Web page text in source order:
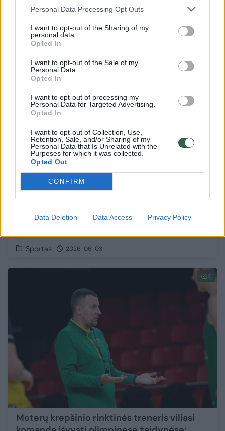
Personal Data Processing Opt Outs
I want to opt-out of the Sharing of my
personal data.
Opted In
I want to opt-out of the Sale of my
Personal Data.
Opted In
I want to opt-out of processing my
Personal Data for Targeted Advertising.
Opted In
I want to opt-out of Collection, Use,
Retention, Sale, and/or Sharing of my
Personal Data that Is Unrelated with the
Purposes for which it was collected.
Opted Out
CONFIRM
Data Deletion Data Access Privacy Policy
Kurtinaičio rinktinės tragedija, vis tiek
privalės žaisti
Sportas 2026-06-17
G. Meškonytė: „Didžiausia svajonė – iškovoti
Sportas 2026-06-03
4
Moterų krepšinio rinktinės treneris viliasi